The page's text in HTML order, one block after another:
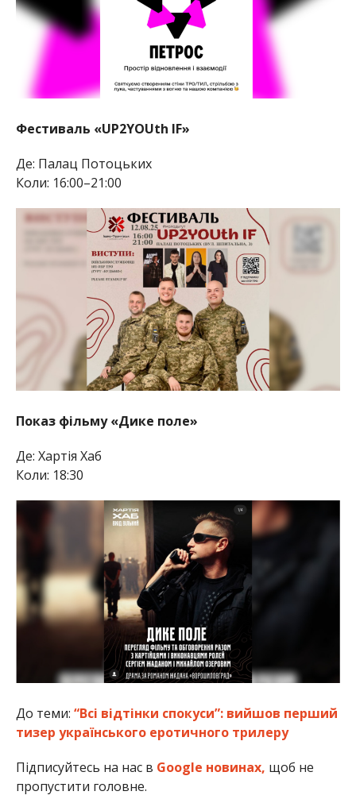
Фестиваль «UP2YOUth IF»
Де: Палац Потоцьких
Коли: 16:00–21:00
Показ фільму «Дике поле»
Де: Хартія Хаб
Коли: 18:30
До теми: “Всі відтінки спокуси”: вийшов перший
тизер українського еротичного трилеру
Підписуйтесь на нас в Google новинах, щоб не
пропустити головне.